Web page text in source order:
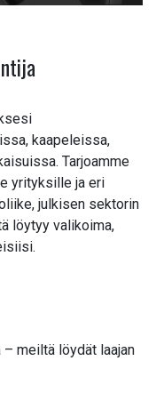
kaapeleissa,
Tarjoamme
yrityksille ja eri
julkisen sektorin
löytyy valikoima,
– meiltä löydät laajan